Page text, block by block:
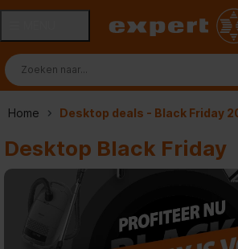
Home Desktop deals - Black Friday
Desktop Black Friday